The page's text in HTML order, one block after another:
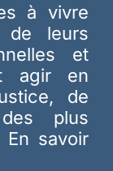
à vivre
de leurs
et
agir en
de
plus
En savoir